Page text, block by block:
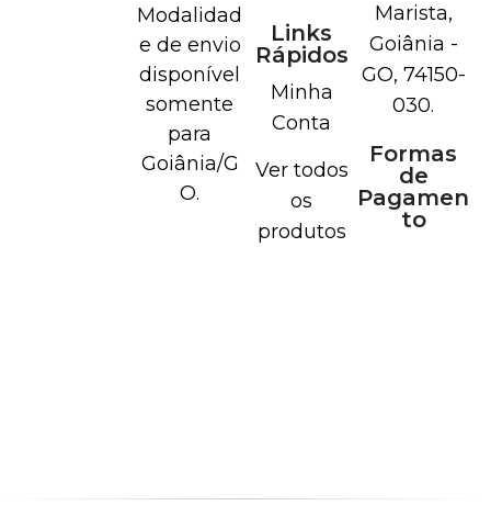
Modalidad
e de envio
disponível
somente
para
Goiânia/G
O.
Links
Rápidos
Minha
Conta
Ver todos
os
produtos
Marista,
Goiânia -
GO, 74150-
030.
Formas
de
Pagamen
to